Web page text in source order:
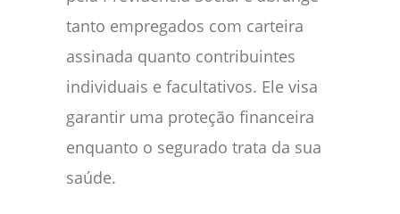
tanto empregados com carteira
assinada quanto contribuintes
individuais e facultativos. Ele visa
garantir uma proteção financeira
enquanto o segurado trata da sua
saúde.